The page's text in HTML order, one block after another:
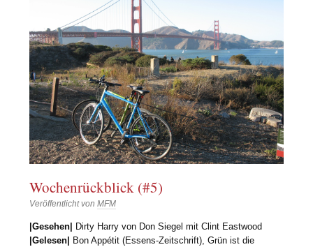
Wochenrückblick (#5)
Veröffentlicht vonMFM
|Gesehen|
Dirty Harry von Don Siegel mit Clint Eastwood
|Gelesen|
Bon Appétit (Essens-Zeitschrift), Grün ist die